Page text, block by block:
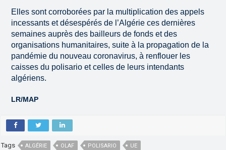
Elles sont corroborées par la multiplication des appels
incessants et désespérés de l’Algérie ces dernières
semaines auprès des bailleurs de fonds et des
organisations humanitaires, suite à la propagation de la
pandémie du nouveau coronavirus, à renflouer les
caisses du polisario et celles de leurs intendants
algériens.
LR/MAP
Tags ALGÉRIE OLAF POLISARIO UE